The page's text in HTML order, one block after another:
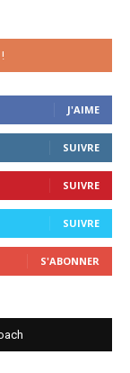
J'AIME
SUIVRE
SUIVRE
SUIVRE
S'ABONNER